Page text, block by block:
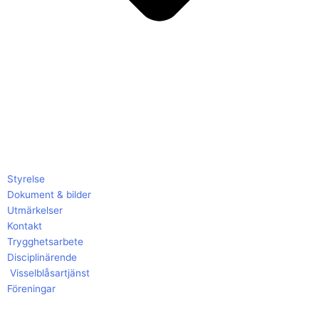
Styrelse
Dokument & bilder
Utmärkelser
Kontakt
Trygghetsarbete
Disciplinärende
Visselblåsartjänst
Föreningar